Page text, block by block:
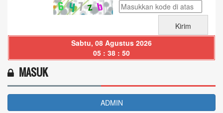
Sabtu, 08 Agustus 2026
05 : 38 : 51
MASUK
ADMIN